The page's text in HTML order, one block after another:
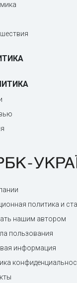
политика и
нашим автором
пользования
информация